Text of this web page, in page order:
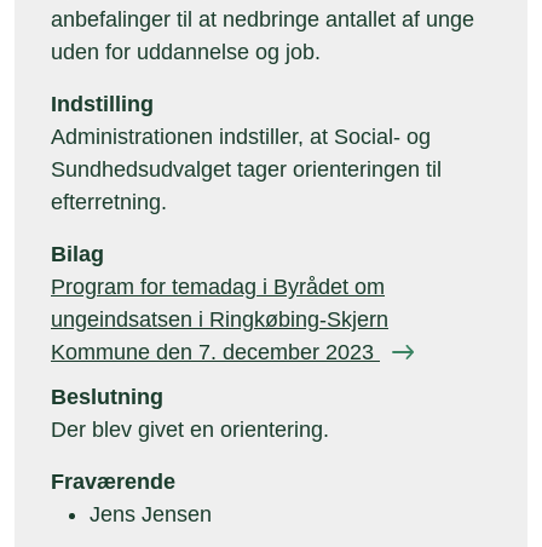
anbefalinger til at nedbringe antallet af unge
uden for uddannelse og job.
Indstilling
Administrationen indstiller, at Social- og
Sundhedsudvalget tager orienteringen til
efterretning.
Bilag
Program for temadag i Byrådet om
ungeindsatsen i Ringkøbing-Skjern
Kommune den 7. december 2023
Beslutning
Der blev givet en orientering.
Fraværende
Jens Jensen